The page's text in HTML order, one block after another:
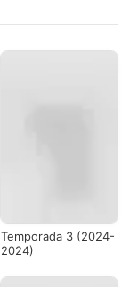
Temporada 3 (2024-
2024)